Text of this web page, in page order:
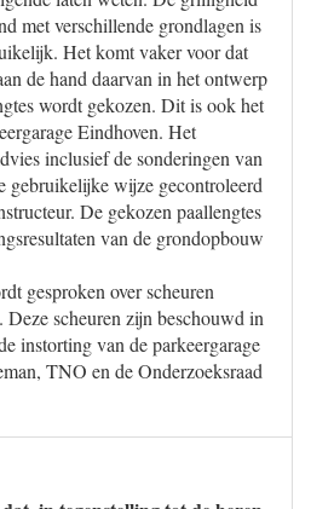
met verschillende grondlagen is
Het komt vaker voor dat
de hand daarvan in het ontwerp
wordt gekozen. Dit is ook het
Eindhoven. Het
inclusief de sonderingen van
gebruikelijke wijze gecontroleerd
De gekozen paallengtes
van de grondopbouw
gesproken over scheuren
scheuren zijn beschouwd in
instorting van de parkeergarage
TNO en de Onderzoeksraad